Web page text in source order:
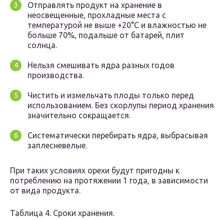
Отправлять продукт на хранение в
неосвещенные, прохладные места с
температурой не выше +20°С и влажностью не
больше 70%, подальше от батарей, плит
солнца.
Нельзя смешивать ядра разных годов
производства.
Чистить и измельчать плоды только перед
использованием. Без скорлупы период хранения
значительно сокращается.
Систематически перебирать ядра, выбрасывая
заплесневелые.
При таких условиях орехи будут пригодны к
потреблению на протяжении 1 года, в зависимости
от вида продукта.
Таблица 4. Сроки хранения.